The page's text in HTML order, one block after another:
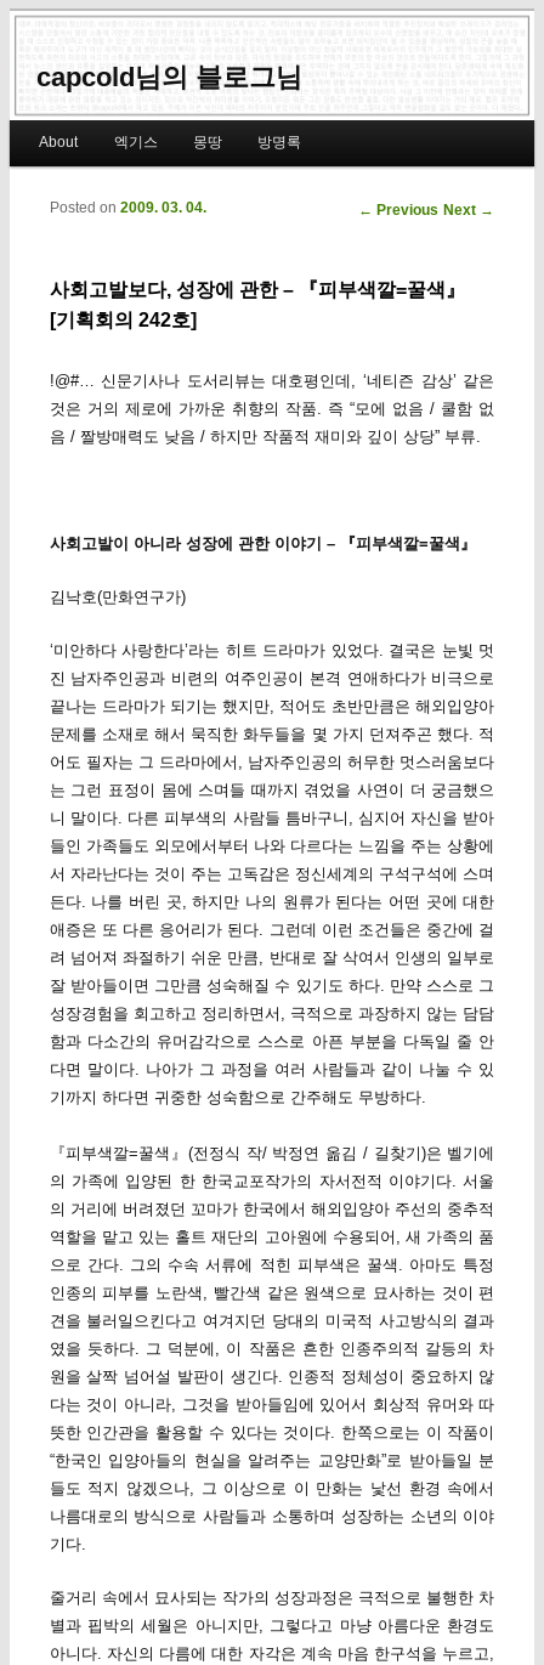
capcold님의 블로그님
Skip to primary content
Skip to secondary content
About 엑기스 몽땅 방명록
Post navigation
← Previous Next →
사회고발보다, 성장에 관한 – 『피부색깔=꿀색』
[기획회의 242호]
Posted on 2009. 03. 04.
!@#… 신문기사나 도서리뷰는 대호평인데, ‘네티즌 감상’ 같은
것은 거의 제로에 가까운 취향의 작품. 즉 “모에 없음 / 쿨함 없
음 / 짤방매력도 낮음 / 하지만 작품적 재미와 깊이 상당” 부류.
사회고발이 아니라 성장에 관한 이야기 – 『피부색깔=꿀색』
김낙호(만화연구가)
‘미안하다 사랑한다’라는 히트 드라마가 있었다. 결국은 눈빛 멋
진 남자주인공과 비련의 여주인공이 본격 연애하다가 비극으로
끝나는 드라마가 되기는 했지만, 적어도 초반만큼은 해외입양아
문제를 소재로 해서 묵직한 화두들을 몇 가지 던져주곤 했다. 적
어도 필자는 그 드라마에서, 남자주인공의 허무한 멋스러움보다
는 그런 표정이 몸에 스며들 때까지 겪었을 사연이 더 궁금했으
니 말이다. 다른 피부색의 사람들 틈바구니, 심지어 자신을 받아
들인 가족들도 외모에서부터 나와 다르다는 느낌을 주는 상황에
서 자라난다는 것이 주는 고독감은 정신세계의 구석구석에 스며
든다. 나를 버린 곳, 하지만 나의 원류가 된다는 어떤 곳에 대한
애증은 또 다른 응어리가 된다. 그런데 이런 조건들은 중간에 걸
려 넘어져 좌절하기 쉬운 만큼, 반대로 잘 삭여서 인생의 일부로
잘 받아들이면 그만큼 성숙해질 수 있기도 하다. 만약 스스로 그
성장경험을 회고하고 정리하면서, 극적으로 과장하지 않는 담담
함과 다소간의 유머감각으로 스스로 아픈 부분을 다독일 줄 안
다면 말이다. 나아가 그 과정을 여러 사람들과 같이 나눌 수 있
기까지 하다면 귀중한 성숙함으로 간주해도 무방하다.
『피부색깔=꿀색』(전정식 작/ 박정연 옮김 / 길찾기)은 벨기에
의 가족에 입양된 한 한국교포작가의 자서전적 이야기다. 서울
의 거리에 버려졌던 꼬마가 한국에서 해외입양아 주선의 중추적
역할을 맡고 있는 홀트 재단의 고아원에 수용되어, 새 가족의 품
으로 간다. 그의 수속 서류에 적힌 피부색은 꿀색. 아마도 특정
인종의 피부를 노란색, 빨간색 같은 원색으로 묘사하는 것이 편
견을 불러일으킨다고 여겨지던 당대의 미국적 사고방식의 결과
였을 듯하다. 그 덕분에, 이 작품은 흔한 인종주의적 갈등의 차
원을 살짝 넘어설 발판이 생긴다. 인종적 정체성이 중요하지 않
다는 것이 아니라, 그것을 받아들임에 있어서 회상적 유머와 따
뜻한 인간관을 활용할 수 있다는 것이다. 한쪽으로는 이 작품이
“한국인 입양아들의 현실을 알려주는 교양만화”로 받아들일 분
들도 적지 않겠으나, 그 이상으로 이 만화는 낯선 환경 속에서
나름대로의 방식으로 사람들과 소통하며 성장하는 소년의 이야
기다.
줄거리 속에서 묘사되는 작가의 성장과정은 극적으로 불행한 차
별과 핍박의 세월은 아니지만, 그렇다고 마냥 아름다운 환경도
아니다. 자신의 다름에 대한 자각은 계속 마음 한구석을 누르고,